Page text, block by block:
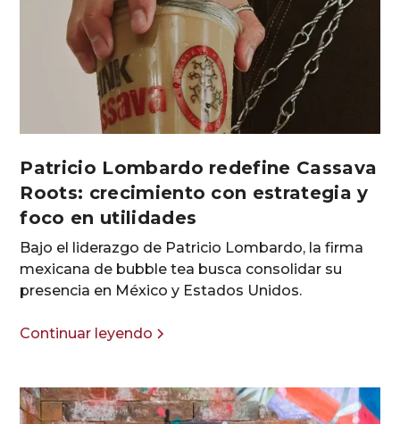
Patricio Lombardo redefine Cassava
Roots: crecimiento con estrategia y
foco en utilidades
Bajo el liderazgo de Patricio Lombardo, la firma
mexicana de bubble tea busca consolidar su
presencia en México y Estados Unidos.
Continuar leyendo